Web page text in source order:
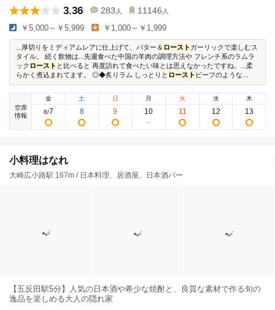
3.36 283 人 11146 人
￥5,000～￥5,999 ￥1,000～￥1,999
...厚切りをミディアムレアに仕上げて、バター＆ ロースト ガーリックで楽しむス
タイル。 続く飲物は...先週食べた中国の羊肉の調理方法や フレンチ系のラムラ
ック ロースト と比べると 再度訪れて食べたい味とは思えなかったですね。...柔
らかく煮込まれてます。 ◎◆炙りラム しっとりと ロースト ビーフのような...
空席
情報
金
8/7
土
8
日
9
月
10
火
11
水
12
木
13
小料理はなれ
大崎広小路駅 167m / 日本料理、居酒屋、日本酒バー
【五反田駅5分】人気の日本酒や希少な焼酎と、良質な素材で作る旬の
逸品を楽しめる大人の隠れ家